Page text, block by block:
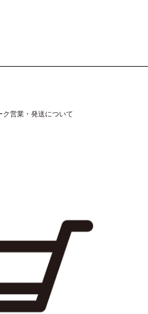
営業・発送について